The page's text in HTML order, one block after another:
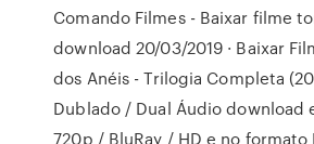
Comando Filmes - Baixar filme
download 20/03/2019 · Baixar
dos Anéis - Trilogia Completa
Dublado / Dual Áudio download
720p / BluRay / HD e no formato